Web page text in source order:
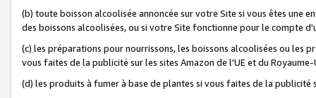
(b) toute boisson alcoolisée annoncée sur votre Site si vous êtes une
des boissons alcoolisées, ou si votre Site fonctionne pour le compte
(c) les préparations pour nourrissons, les boissons alcoolisées ou les
vous faites de la publicité sur les sites Amazon de l'UE et du Royaume-
(d) les produits à fumer à base de plantes si vous faites de la publicité